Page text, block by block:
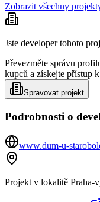
Zobrazit všechny
Jste developer tohoto
Převezměte správu
kupců a získejte přístup
Spravovat projekt
Podrobnosti o
www.dum-u-
Projekt v lokalitě Praha-